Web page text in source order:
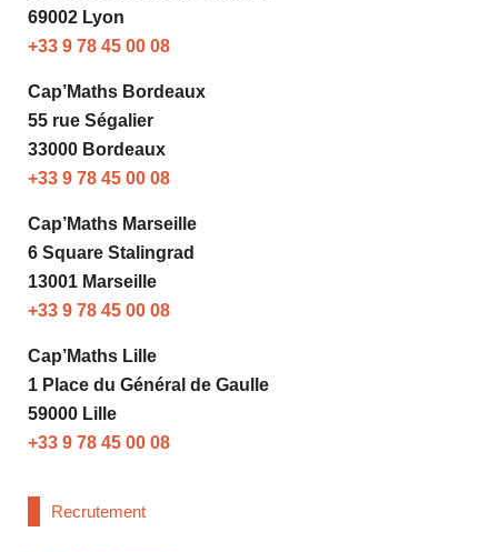
69002 Lyon
+33 9 78 45 00 08
Cap’Maths Bordeaux
55 rue Ségalier
33000 Bordeaux
+33 9 78 45 00 08
Cap’Maths Marseille
6 Square Stalingrad
13001 Marseille
+33 9 78 45 00 08
Cap’Maths Lille
1 Place du Général de Gaulle
59000 Lille
+33 9 78 45 00 08
Recrutement